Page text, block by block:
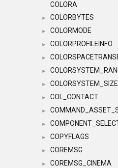
COLORA
► COLORBYTES
► COLORMODE
► COLORPROFILEINFO
►
►
► COLORSYSTEM_SIZE
► COL_CONTACT
►
►
► COPYFLAGS
► COREMSG
► COREMSG_CINEMA